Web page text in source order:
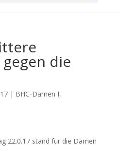
die
| BHC-Damen I,
22.0.17 stand für die Damen